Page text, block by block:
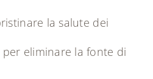
la salute dei
per eliminare la fonte di